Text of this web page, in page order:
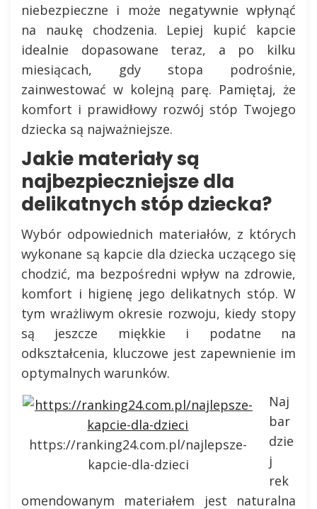
niebezpieczne i może negatywnie wpłynąć
na naukę chodzenia. Lepiej kupić kapcie
idealnie dopasowane teraz, a po kilku
miesiącach, gdy stopa podrośnie,
zainwestować w kolejną parę. Pamiętaj, że
komfort i prawidłowy rozwój stóp Twojego
dziecka są najważniejsze.
Jakie materiały są
najbezpieczniejsze dla
delikatnych stóp dziecka?
Wybór odpowiednich materiałów, z których
wykonane są kapcie dla dziecka uczącego się
chodzić, ma bezpośredni wpływ na zdrowie,
komfort i higienę jego delikatnych stóp. W
tym wrażliwym okresie rozwoju, kiedy stopy
są jeszcze miękkie i podatne na
odkształcenia, kluczowe jest zapewnienie im
optymalnych warunków.
https://ranking24.com.pl/najlepsze-
kapcie-dla-dzieci
Naj
bar
dzie
j
rek
omendowanym materiałem jest naturalna